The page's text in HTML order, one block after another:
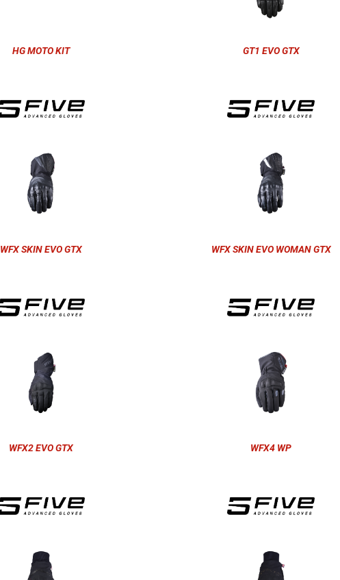
HG MOTO KIT GT1 EVO GTX
WFX SKIN EVO GTX WFX SKIN EVO WOMAN GTX
WFX2 EVO GTX WFX4 WP